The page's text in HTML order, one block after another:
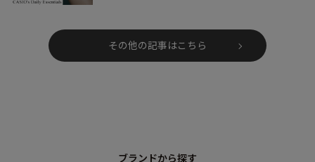
その他の記事はこちら
ブランドから探す